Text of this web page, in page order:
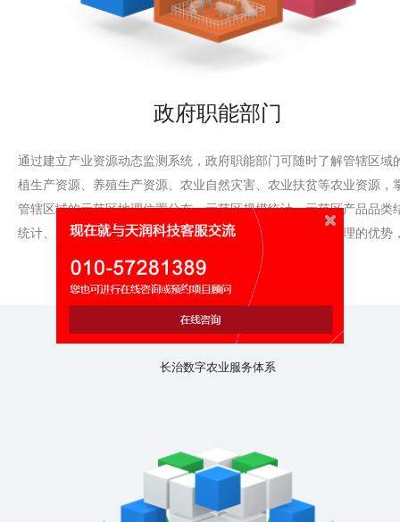
政府职能部门
通过建立产业资源动态监测系统，政府职能部门可随时了解管辖区域
植生产资源、养殖生产资源、农业自然灾害、农业扶贫等农业资源，
管辖区域的示范区地理位置分布、示范区规模统计、示范区产品品类
统计、示范区区域结构统计信息。以信息化促进农业资源管理的优势
动管理的科学化、规范化和精细化。
长治数字农业服务体系